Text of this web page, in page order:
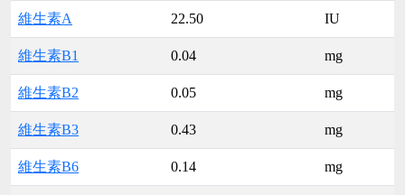
維生素A 22.50 IU
維生素B1 0.04 mg
維生素B2 0.05 mg
維生素B3 0.43 mg
維生素B6 0.14 mg